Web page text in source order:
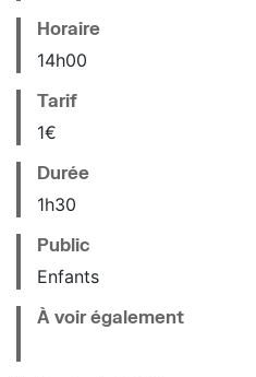
Horaire
14h00
Tarif
1€
Durée
1h30
Public
Enfants
À voir également